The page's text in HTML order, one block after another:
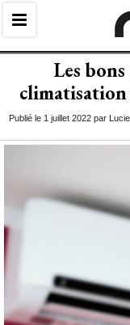
Les
climatisation
Publié le 1 juillet 2022 par